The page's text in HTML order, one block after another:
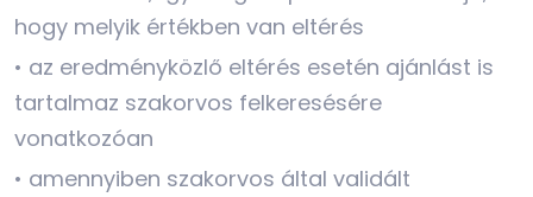
hogy melyik értékben van eltérés
• az eredményközlő eltérés esetén ajánlást is
tartalmaz szakorvos felkeresésére
vonatkozóan
• amennyiben szakorvos által validált